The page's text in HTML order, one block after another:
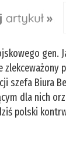
gen.
szefa Biura
dla nich
polski